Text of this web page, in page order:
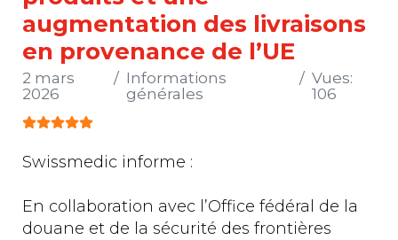
augmentation des livraisons
en provenance de l’UE
Informations
générales
2 mars
2026
Vues:
106
Vote utilisateur:
Swissmedic informe :
En collaboration avec l’Office fédéral de la
douane et de la sécurité des frontières